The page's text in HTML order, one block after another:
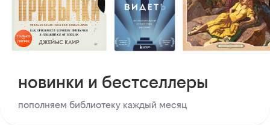
новинки и бестселлеры
пополняем библиотеку каждый месяц